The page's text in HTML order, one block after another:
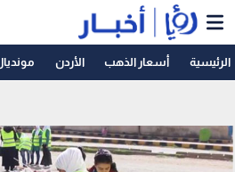
الرئيسية أسعار الذهب الأردن مونديال